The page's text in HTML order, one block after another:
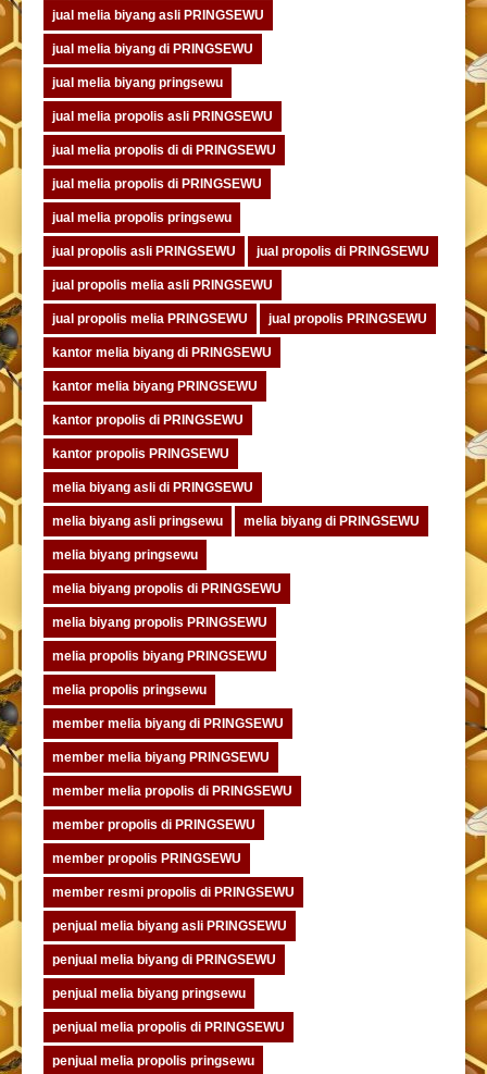
jual melia biyang asli PRINGSEWU
jual melia biyang di PRINGSEWU
jual melia biyang pringsewu
jual melia propolis asli PRINGSEWU
jual melia propolis di di PRINGSEWU
jual melia propolis di PRINGSEWU
jual melia propolis pringsewu
jual propolis asli PRINGSEWU jual propolis di PRINGSEWU
jual propolis melia asli PRINGSEWU
jual propolis melia PRINGSEWU jual propolis PRINGSEWU
kantor melia biyang di PRINGSEWU
kantor melia biyang PRINGSEWU
kantor propolis di PRINGSEWU
kantor propolis PRINGSEWU
melia biyang asli di PRINGSEWU
melia biyang asli pringsewu melia biyang di PRINGSEWU
melia biyang pringsewu
melia biyang propolis di PRINGSEWU
melia biyang propolis PRINGSEWU
melia propolis biyang PRINGSEWU
melia propolis pringsewu
member melia biyang di PRINGSEWU
member melia biyang PRINGSEWU
member melia propolis di PRINGSEWU
member propolis di PRINGSEWU
member propolis PRINGSEWU
member resmi propolis di PRINGSEWU
penjual melia biyang asli PRINGSEWU
penjual melia biyang di PRINGSEWU
penjual melia biyang pringsewu
penjual melia propolis di PRINGSEWU
penjual melia propolis pringsewu